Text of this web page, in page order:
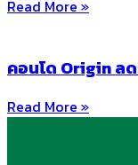
Read More »
คอนโด Origin ลด
Read More »